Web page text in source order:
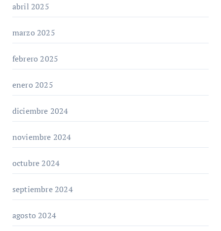
abril 2025
marzo 2025
febrero 2025
enero 2025
diciembre 2024
noviembre 2024
octubre 2024
septiembre 2024
agosto 2024